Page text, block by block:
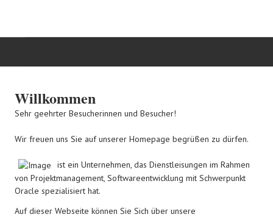
TÄTIGKEITSBEREICHE
IT-BLOG
KONTAKT
Willkommen
Sehr geehrter Besucherinnen und Besucher!
Wir freuen uns Sie auf unserer Homepage begrüßen zu dürfen.
ist ein Unternehmen, das Dienstleisungen im Rahmen
von Projektmanagement, Softwareentwicklung mit Schwerpunkt
Oracle spezialisiert hat.
Auf dieser Webseite können Sie Sich über unsere